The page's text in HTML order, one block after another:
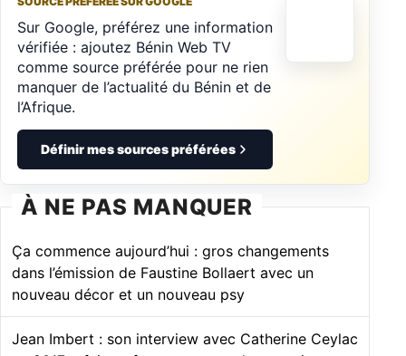
Sur Google, préférez une information
vérifiée : ajoutez Bénin Web TV
comme source préférée pour ne rien
manquer de l’actualité du Bénin et de
l’Afrique.
Définir mes sources préférées
À NE PAS MANQUER
Ça commence aujourd’hui : gros changements
dans l’émission de Faustine Bollaert avec un
nouveau décor et un nouveau psy
Jean Imbert : son interview avec Catherine Ceylac